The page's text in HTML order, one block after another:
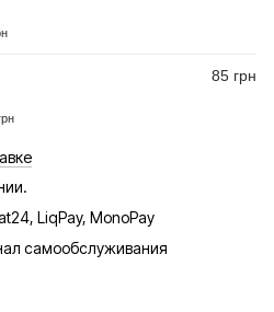
85 грн
LiqPay, MonoPay
самообслуживания